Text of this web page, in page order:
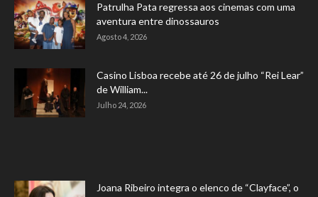
Patrulha Pata regressa aos cinemas com uma
aventura entre dinossauros
Agosto 4, 2026
Casino Lisboa recebe até 26 de julho “Rei Lear”
de William...
Julho 24, 2026
Joana Ribeiro integra o elenco de “Clayface”, o